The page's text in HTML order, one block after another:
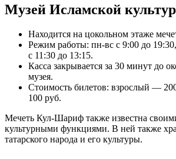
Музей Исламской
Находится на цокольном этаже
Режим работы: пн-вс с 9:00 до
с 11:30 до 13:15.
Касса закрывается за 30 минут до
музея.
Стоимость билетов: взрослый —
100 руб.
Мечеть Кул-Шариф также известна
культурными функциями. В ней также
татарского народа и его культуры.